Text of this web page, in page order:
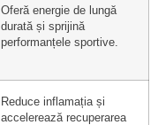
Oferă energie de lungă
durată și sprijină
performanțele sportive.
Reduce inflamația și
accelerează recuperarea